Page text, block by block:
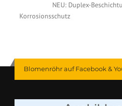
NEU: Duplex-
Korrosionsschutz
Blomenröhr auf Facebook &